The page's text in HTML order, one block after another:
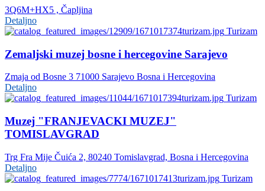
3Q6M+HX5 , Čapljina
Detaljno
Turizam
Zemaljski muzej bosne i hercegovine Sarajevo
Zmaja od Bosne 3 71000 Sarajevo Bosna i Hercegovina
Detaljno
Turizam
Muzej "FRANJEVACKI MUZEJ"
TOMISLAVGRAD
Trg Fra Mije Čuića 2, 80240 Tomislavgrad, Bosna i Hercegovina
Detaljno
Turizam